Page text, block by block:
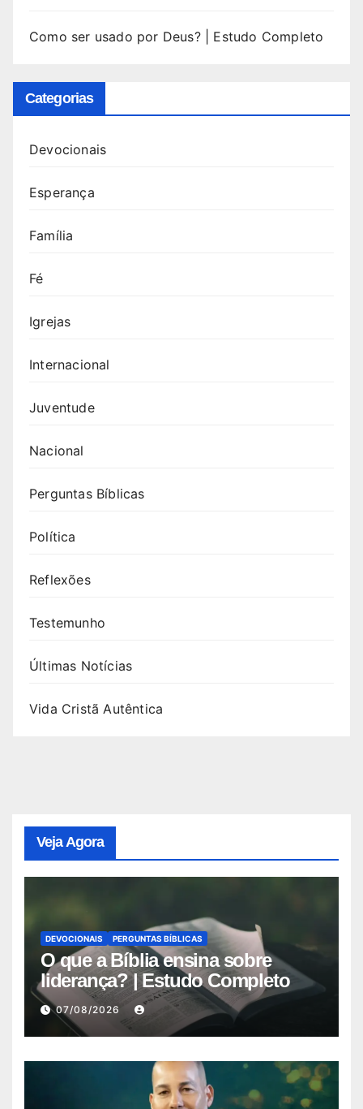
Como ser usado por Deus? | Estudo Completo
Categorias
Devocionais
Esperança
Família
Fé
Igrejas
Internacional
Juventude
Nacional
Perguntas Bíblicas
Política
Reflexões
Testemunho
Últimas Notícias
Vida Cristã Autêntica
Veja Agora
DEVOCIONAIS PERGUNTAS BÍBLICAS
O que a Bíblia ensina sobre
liderança? | Estudo Completo
07/08/2026